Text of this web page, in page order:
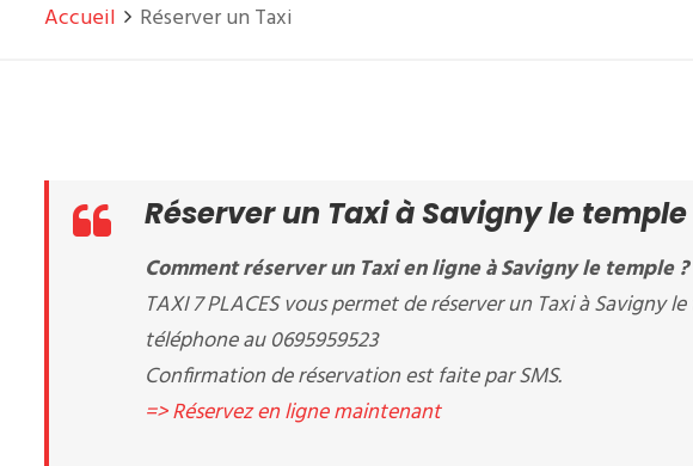
Accueil Réserver un Taxi
Réserver un Taxi à Savigny le temple
Comment réserver un Taxi en ligne à Savigny le temple ?
TAXI 7 PLACES vous permet de réserver un Taxi à
téléphone au 0695959523
Confirmation de réservation est faite par SMS.
=> Réservez en ligne maintenant